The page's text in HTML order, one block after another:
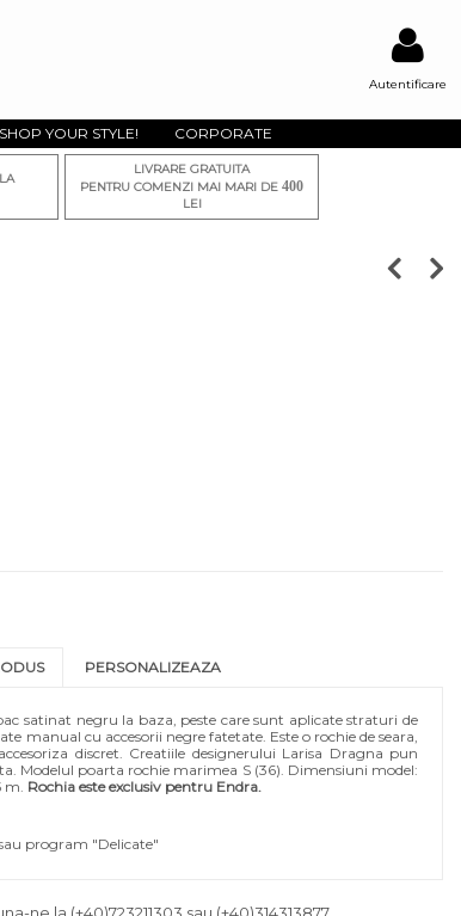
Autentificare
SHOP YOUR STYLE! CORPORATE
LIVRARE GRATUITA
PENTRU COMENZI MAI MARI DE 400
LEI
PERSONALIZEAZA
satinat negru la baza, peste care sunt aplicate straturi de
manual cu accesorii negre fatetate. Este o rochie de seara,
discret. Creatiile designerului Larisa Dragna pun
Modelul poarta rochie marimea S (36). Dimensiuni model:
m. Rochia este exclusiv pentru Endra.
program "Delicate"